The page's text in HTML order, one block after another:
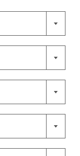



